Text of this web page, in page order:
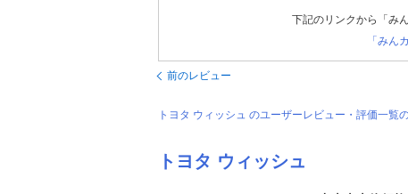
下記のリンクから「み
「みん
前のレビュー
トヨタ ウィッシュ のユーザーレビュー・評価一覧
トヨタ ウィッシュ